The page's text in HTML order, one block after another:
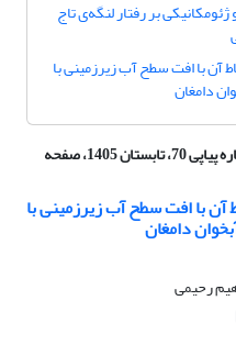
بر رفتار لنگه‌ی تاج
آن با افت سطح آب زیرزمینی با
دامغان
دوره 20، شماره 1 - شماره پیاپی 70، تابستان 1405، صفحه
با افت سطح آب زیرزمینی با
دامغان
رحیمی